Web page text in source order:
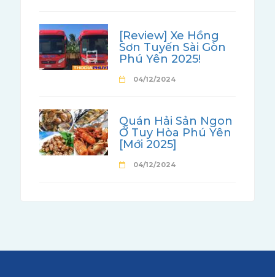
[Review] Xe Hồng
Sơn Tuyến Sài Gòn
Phú Yên 2025!
04/12/2024
Quán Hải Sản Ngon
Ở Tuy Hòa Phú Yên
[Mới 2025]
04/12/2024